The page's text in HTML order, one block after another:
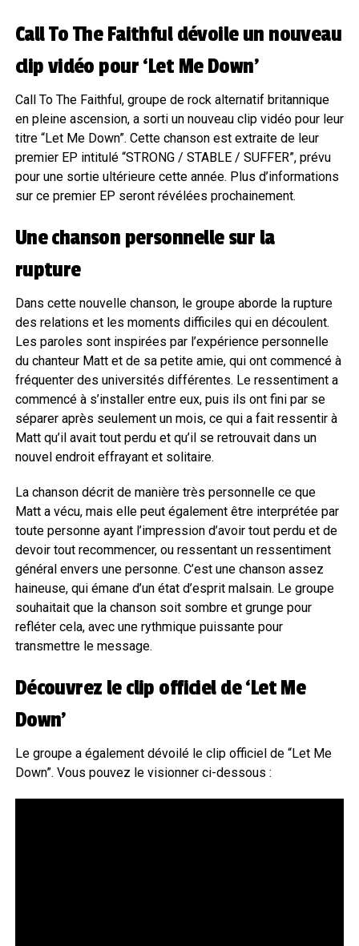
Call To The Faithful dévoile un nouveau
clip vidéo pour ‘Let Me Down’
Call To The Faithful, groupe de rock alternatif britannique
en pleine ascension, a sorti un nouveau clip vidéo pour leur
titre “Let Me Down”. Cette chanson est extraite de leur
premier EP intitulé “STRONG / STABLE / SUFFER”, prévu
pour une sortie ultérieure cette année. Plus d’informations
sur ce premier EP seront révélées prochainement.
Une chanson personnelle sur la
rupture
Dans cette nouvelle chanson, le groupe aborde la rupture
des relations et les moments difficiles qui en découlent.
Les paroles sont inspirées par l’expérience personnelle
du chanteur Matt et de sa petite amie, qui ont commencé à
fréquenter des universités différentes. Le ressentiment a
commencé à s’installer entre eux, puis ils ont fini par se
séparer après seulement un mois, ce qui a fait ressentir à
Matt qu’il avait tout perdu et qu’il se retrouvait dans un
nouvel endroit effrayant et solitaire.
La chanson décrit de manière très personnelle ce que
Matt a vécu, mais elle peut également être interprétée par
toute personne ayant l’impression d’avoir tout perdu et de
devoir tout recommencer, ou ressentant un ressentiment
général envers une personne. C’est une chanson assez
haineuse, qui émane d’un état d’esprit malsain. Le groupe
souhaitait que la chanson soit sombre et grunge pour
refléter cela, avec une rythmique puissante pour
transmettre le message.
Découvrez le clip officiel de ‘Let Me
Down’
Le groupe a également dévoilé le clip officiel de “Let Me
Down”. Vous pouvez le visionner ci-dessous :